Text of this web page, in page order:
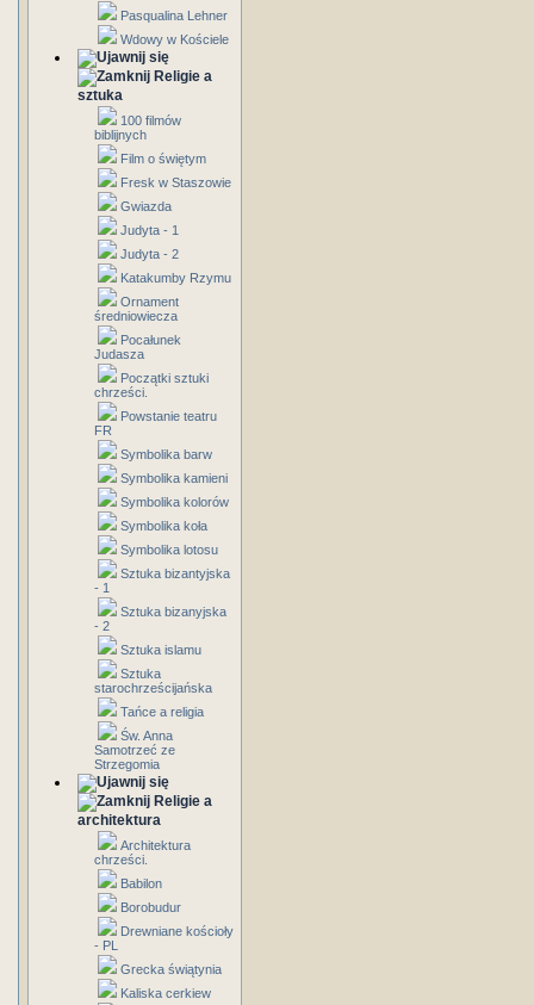
Pasqualina Lehner
Wdowy w Kościele
Religie a
sztuka
100 filmów
biblijnych
Film o świętym
Fresk w Staszowie
Gwiazda
Judyta - 1
Judyta - 2
Katakumby Rzymu
Ornament
średniowiecza
Pocałunek
Judasza
Początki sztuki
chrześci.
Powstanie teatru
FR
Symbolika barw
Symbolika kamieni
Symbolika kolorów
Symbolika koła
Symbolika lotosu
Sztuka bizantyjska
- 1
Sztuka bizanyjska
- 2
Sztuka islamu
Sztuka
starochrześcijańska
Tańce a religia
Św. Anna
Samotrzeć ze
Strzegomia
Religie a
architektura
Architektura
chrześci.
Babilon
Borobudur
Drewniane kościoły
- PL
Grecka świątynia
Kaliska cerkiew